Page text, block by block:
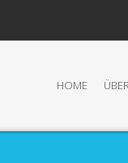
HOME